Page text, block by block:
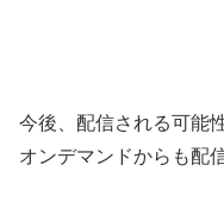
今後、配信される可能
オンデマンドからも配